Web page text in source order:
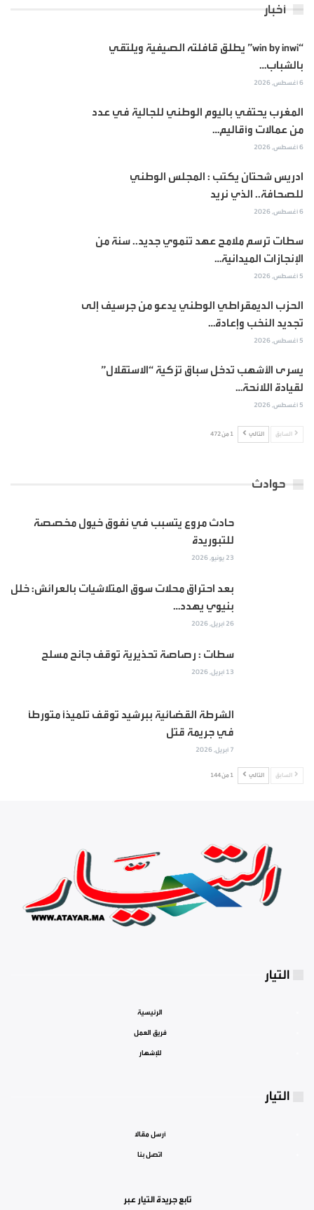
أخبار
“win by inwi” يطلق قافلته الصيفية ويلتقي
بالشباب…
6 أغسطس, 2026
المغرب يحتفي باليوم الوطني للجالية في عدد
من عمالات وأقاليم…
6 أغسطس, 2026
ادريس شحتان يكتب : المجلس الوطني
للصحافة.. الذي نريد
6 أغسطس, 2026
سطات ترسم ملامح عهد تنموي جديد.. سنة من
الإنجازات الميدانية…
5 أغسطس, 2026
الحزب الديمقراطي الوطني يدعو من جرسيف إلى
تجديد النخب وإعادة…
5 أغسطس, 2026
يسرى الأشهب تدخل سباق تزكية “الاستقلال”
لقيادة اللائحة…
5 أغسطس, 2026
السابق التالي 1 من 472
حوادث
حادث مروع يتسبب في نفوق خيول مخصصة
للتبوريدة
23 يونيو, 2026
بعد احتراق محلات سوق المتلاشيات بالعرائش: خلل
بنيوي يهدد…
26 أبريل, 2026
سطات : رصاصة تحذيرية توقف جانح مسلح
13 أبريل, 2026
الشرطة القضائية ببرشيد توقف تلميذاً متورطاً
في جريمة قتل
7 أبريل, 2026
السابق التالي 1 من 144
التيار
الرئيسية
فريق العمل
للإشهار
التيار
أرسل مقالا
اتصل بنا
تابع جريدة التيار عبر